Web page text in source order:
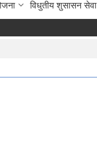
विधुतीय शुसासन सेवा